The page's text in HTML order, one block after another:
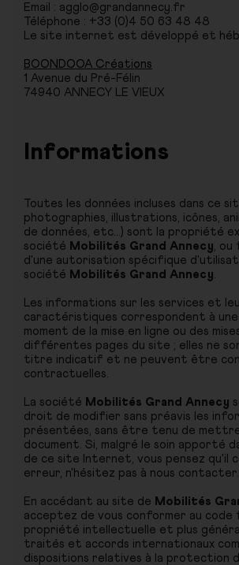
Email : agglo@grandannecy.fr
Téléphone : +33 (0)4 50 63 48 48
Le site internet est développé et
BOONDOOA Créations
1 Avenue du Pré-Félin
74940 ANNECY LE VIEUX
Informations
Toutes les données incluses dans ce
photographies, illustrations, icônes,
de données, etc...) sont la propriété
société Mobilités Grand Annecy ,
d'une autorisation spécifique
société Mobilités Grand Annecy
Les informations sur les services et
caractéristiques correspondent à
moment de la mise en ligne ou des
différentes pages du site ; elles ne
titre indicatif et ne peuvent être
contractuelles.
La société Mobilités Grand Annecy
droit de modifier sans préavis les
présentées, sans être tenu de
document. Si, malgré le soin apporté
de ce site Internet, vous pensez qu'il
erreur, n'hésitez pas à nous contacter.
En accédant au site de Mobilités
acceptez de vous conformer au code
propriété intellectuelle et plus
traités et accords internationaux
dispositions relatives à la protection